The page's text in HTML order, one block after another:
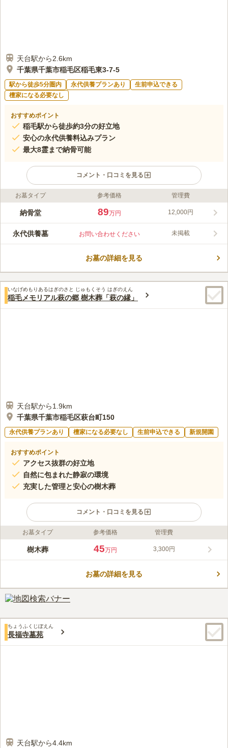
天台駅から2.6km
千葉県千葉市稲毛区稲毛東3-7-5
駅から徒歩5分圏内 永代供養プランあり
生前申込できる
檀家になる必要なし
おすすめポイント
稲毛駅から徒歩約3分の好立地
安心の永代供養料込みプラン
最大8霊まで納骨可能
コメント・口コミを見る
ライフドット編集部のコメント
千葉市稲毛区に、JR「稲毛駅」から徒歩約3分の好立地に千葉唯
スが非常に便利です。初期費用には永代供養料が含まれており、
無縁になっても合祀納骨堂で永代にわたり供養されるため安心し
この霊園はまだ誰からも評価されていません。
お墓タイプ 参考価格 管理費
納骨堂 89万円 12,000円
永代供養墓 お問い合わせください 未掲載
お墓の詳細を見る
いなげめもりあるはぎのさと じゅもくそう はぎのえん
稲毛メモリアル萩の郷 樹木葬「萩の縁」
天台駅から1.9km
千葉県千葉市稲毛区萩台町150
永代供養プランあり 檀家になる必要なし 生前申込できる 新規開園
おすすめポイント
アクセス抜群の好立地
自然に包まれた静寂の環境
充実した管理と安心の樹木葬
コメント・口コミを見る
ライフドット編集部のコメント
スタッフ一同、皆様のご来苑を心よりお待ちしております。 霊
た雰囲気の中にも明るさがあり、「ゆっくりとお参りができる」
計や、水はけの良いインターロッキング参道など、細部まで配慮
が行き届いた環境です。 ご見学はもちろん、お墓に関するご相
口コミ評価
お墓タイプ 参考価格 管理費
樹木葬 45万円 3,300円
お墓の詳細を見る
ちょうふくじぼえん
長福寺墓苑
天台駅から4.4km